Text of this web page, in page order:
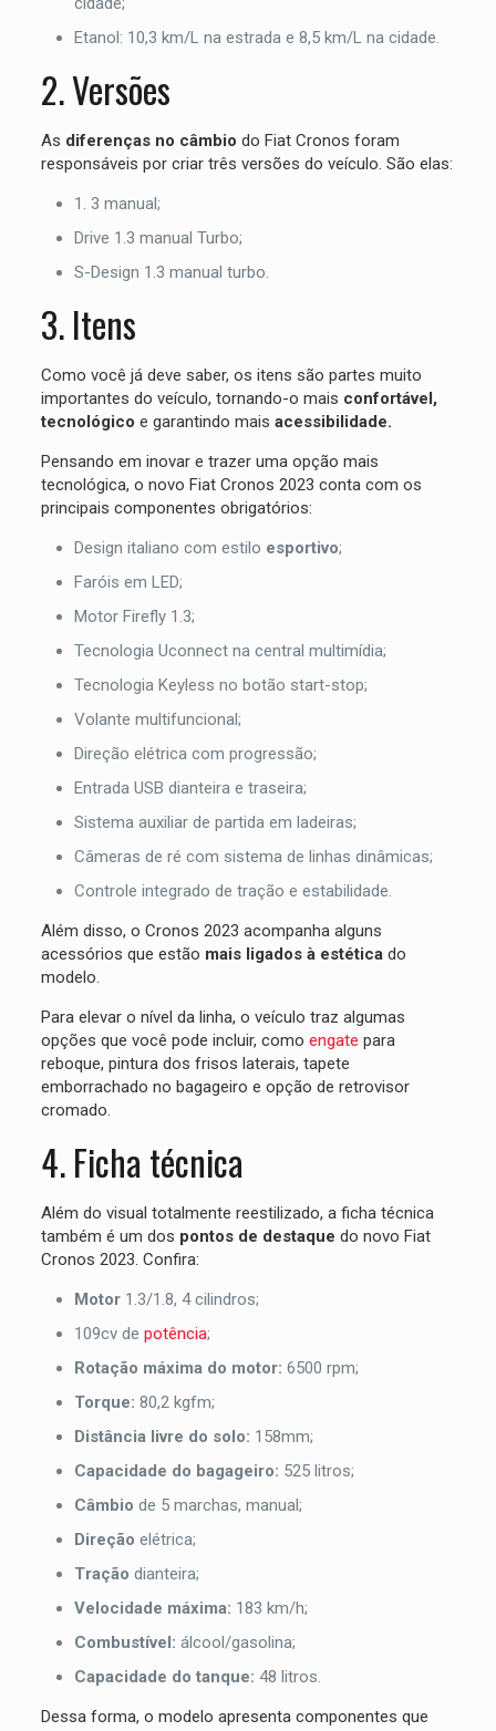
Etanol: 10,3 km/L na estrada e 8,5 km/L na cidade.
2. Versões
As diferenças no câmbio do Fiat Cronos foram
responsáveis por criar três versões do veículo. São elas:
1. 3 manual;
Drive 1.3 manual Turbo;
S-Design 1.3 manual turbo.
3. Itens
Como você já deve saber, os itens são partes muito
importantes do veículo, tornando-o mais confortável,
tecnológico e garantindo mais acessibilidade.
Pensando em inovar e trazer uma opção mais
tecnológica, o novo Fiat Cronos 2023 conta com os
principais componentes obrigatórios:
Design italiano com estilo esportivo;
Faróis em LED;
Motor Firefly 1.3;
Tecnologia Uconnect na central multimídia;
Tecnologia Keyless no botão start-stop;
Volante multifuncional;
Direção elétrica com progressão;
Entrada USB dianteira e traseira;
Sistema auxiliar de partida em ladeiras;
Câmeras de ré com sistema de linhas dinâmicas;
Controle integrado de tração e estabilidade.
Além disso, o Cronos 2023 acompanha alguns
acessórios que estão mais ligados à estética do
modelo.
Para elevar o nível da linha, o veículo traz algumas
opções que você pode incluir, como engate para
reboque, pintura dos frisos laterais, tapete
emborrachado no bagageiro e opção de retrovisor
cromado.
4. Ficha técnica
Além do visual totalmente reestilizado, a ficha técnica
também é um dos pontos de destaque do novo Fiat
Cronos 2023. Confira:
Motor 1.3/1.8, 4 cilindros;
109cv de potência;
Rotação máxima do motor: 6500 rpm;
Torque: 80,2 kgfm;
Distância livre do solo: 158mm;
Capacidade do bagageiro: 525 litros;
Câmbio de 5 marchas, manual;
Direção elétrica;
Tração dianteira;
Velocidade máxima: 183 km/h;
Combustível: álcool/gasolina;
Capacidade do tanque: 48 litros.
Dessa forma, o modelo apresenta componentes que